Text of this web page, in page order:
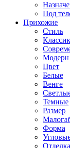
Под
Прихожие
Стиль
Модерн
Цвет
Белые
Венге
Темные
Размер
Форма